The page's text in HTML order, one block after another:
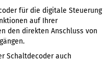
für die digitale Steuerung
auf Ihrer
den direkten Anschluss von
Schaltdecoder auch